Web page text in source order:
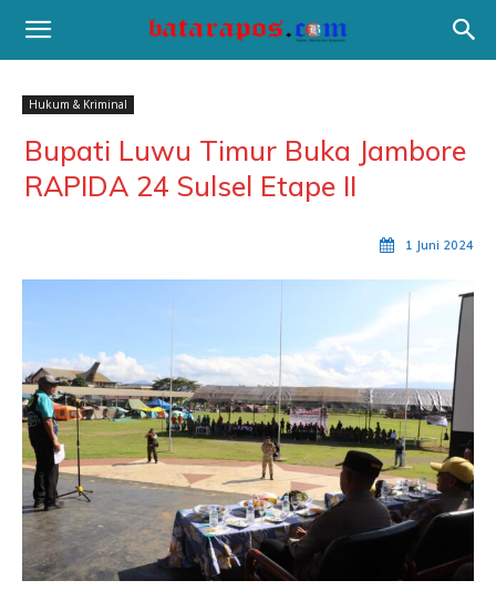
Hukum & Kriminal
Bupati Luwu Timur Buka Jambore
RAPIDA 24 Sulsel Etape II
1 Juni 2024